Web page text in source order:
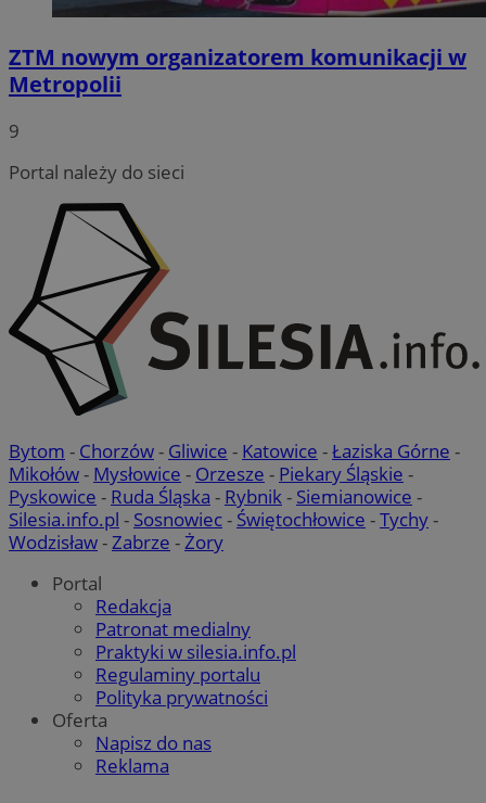
ZTM nowym organizatorem komunikacji w
Metropolii
9
Portal należy do sieci
Bytom - Chorzów- Gliwice - Katowice -Łaziska Górne -
Mikołów- Mysłowice - Orzesze - Piekary Śląskie -
Pyskowice - Ruda Śląska - Rybnik - Siemianowice -
Silesia.info.pl - Sosnowiec- Świętochłowice -Tychy-
Wodzisław- Zabrze - Żory
Portal
Redakcja
Patronat medialny
Praktyki w silesia.info.pl
Regulaminy portalu
Polityka prywatności
Oferta
Napisz do nas
Reklama